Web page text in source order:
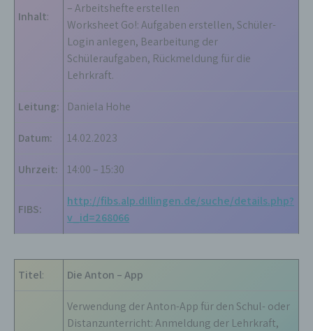
Inhalt:
– Arbeitshefte erstellen
Worksheet Go!: Aufgaben erstellen, Schüler-
Login anlegen, Bearbeitung der
Schüleraufgaben, Rückmeldung für die
Lehrkraft.
Leitung: Daniela Hohe
Datum: 14.02.2023
Uhrzeit: 14:00 – 15:30
FIBS:
http://fibs.alp.dillingen.de/suche/details.php?
v_id=268066
Titel: Die Anton – App
Verwendung der Anton-App für den Schul- oder
Distanzunterricht: Anmeldung der Lehrkraft,